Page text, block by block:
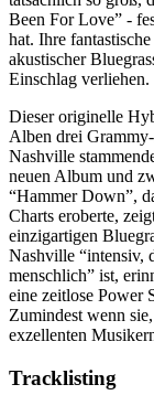
Been For Love” -
hat. Ihre
akustischer
Einschlag verliehen.
Dieser originelle
Alben drei
Nashville
neuen Album und
“Hammer Down”,
Charts eroberte,
einzigartigen
Nashville “intensiv,
menschlich” ist,
eine zeitlose Power
Zumindest wenn
exzellenten
Tracklisting